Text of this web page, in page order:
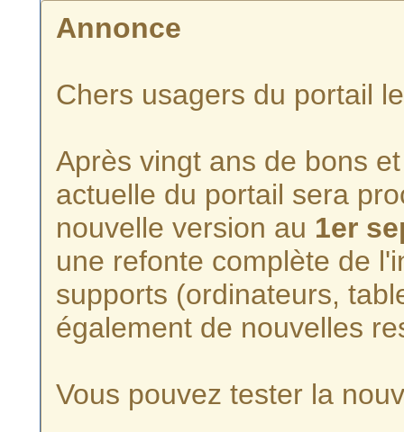
Annonce
Chers usagers du portail
Après vingt ans de bons
actuelle du portail sera
nouvelle version au 1er
une refonte complète de
supports (ordinateurs,
également de nouvelles
Vous pouvez tester la